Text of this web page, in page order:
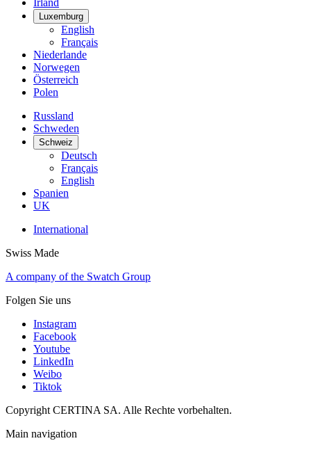
Luxemburg
English
Français
Niederlande
Norwegen
Österreich
Polen
Russland
Schweden
Schweiz
Deutsch
Français
English
Spanien
UK
International
Swiss Made
A company of the Swatch Group
Folgen Sie uns
Instagram
Facebook
Youtube
LinkedIn
Weibo
Tiktok
Copyright CERTINA SA. Alle Rechte vorbehalten.
Main navigation